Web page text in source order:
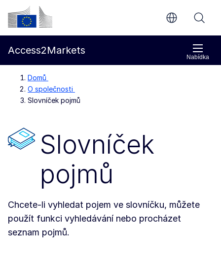
Přejít na hlavní obsah
Evropská komise
Nabídka
Access2Markets
Domů
O společnosti
Slovníček pojmů
Slovníček
pojmů
Chcete-li vyhledat pojem ve slovníčku, můžete
použít funkci vyhledávání nebo procházet
seznam pojmů.